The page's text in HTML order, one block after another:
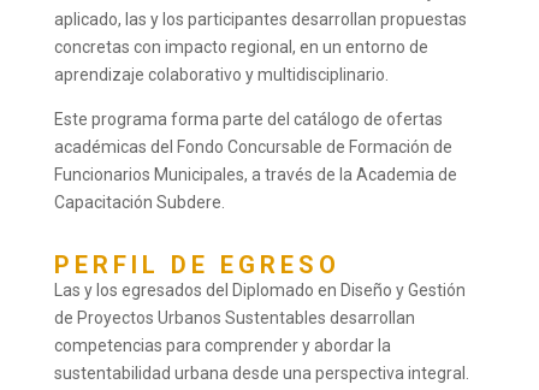
aplicado, las y los participantes desarrollan propuestas
concretas con impacto regional, en un entorno de
aprendizaje colaborativo y multidisciplinario.
Este programa forma parte del catálogo de ofertas
académicas del Fondo Concursable de Formación de
Funcionarios Municipales, a través de la Academia de
Capacitación Subdere.
PERFIL DE EGRESO
Las y los egresados del Diplomado en Diseño y Gestión
de Proyectos Urbanos Sustentables desarrollan
competencias para comprender y abordar la
sustentabilidad urbana desde una perspectiva integral.